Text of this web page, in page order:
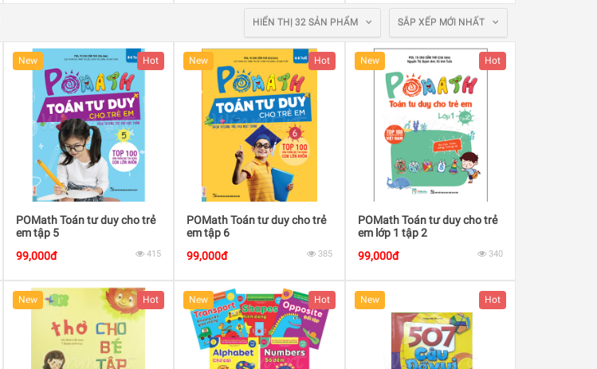
SẮP XẾP MỚI NHẤT
HIỂN THỊ 32 SẢN PHẨM
New Hot
POMath Toán tư duy cho trẻ
em tập 5
99,000đ
415
New Hot
POMath Toán tư duy cho trẻ
em tập 6
99,000đ
385
New Hot
POMath Toán tư duy cho trẻ
em lớp 1 tập 2
99,000đ
340
New Hot New Hot New Hot